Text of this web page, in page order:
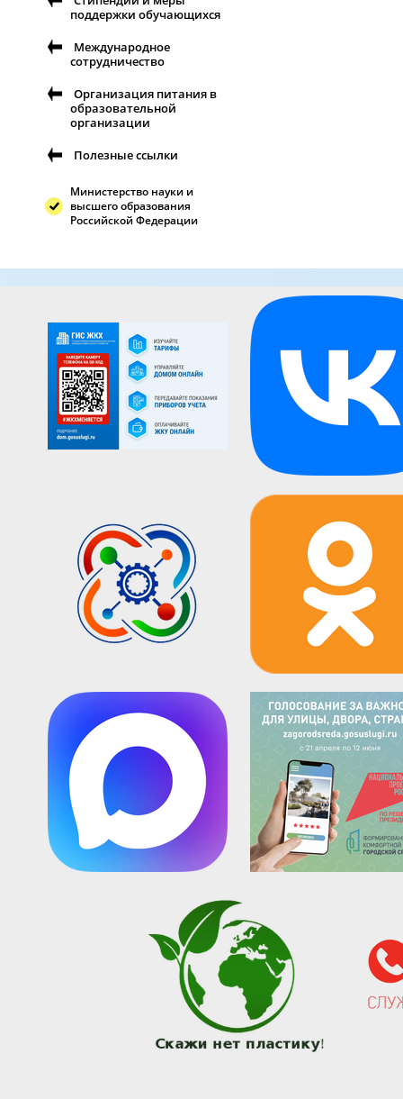
поддержки обучающихся
Международное
сотрудничество
Организация питания в
образовательной
организации
Полезные ссылки
Министерство науки и
высшего образования
Российской Федерации